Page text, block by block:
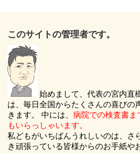
このサイトの管理者です。
始めまして、代表の宮内直
は、毎日全国からたくさんの喜びの
きます。 中には、 病院での検査書ま
もいらっしゃいます。
私どもがいちばんうれしいのは、さ
き頑張っている皆様からのお手紙や